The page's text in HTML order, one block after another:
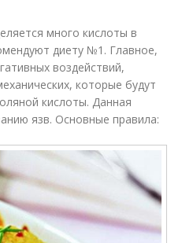
много кислоты в
диету №1. Главное,
воздействий,
которые будут
кислоты. Данная
язв. Основные правила: